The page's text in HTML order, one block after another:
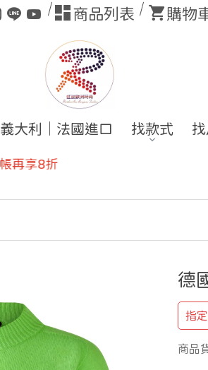
商品列表 購物
義大利｜法國進口 找款式
德
指
商品